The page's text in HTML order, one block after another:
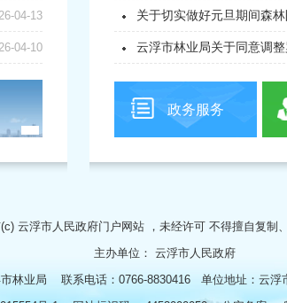
04-13
04-10
关于切实做好元旦期间森
云浮市林业局关于同意调整
政务服务
云浮市人民政府门户网站 ，未经许可 不得擅自复
主办单位： 云浮市人民政府
林业局
联系电话：0766-8830416 单位地址：云